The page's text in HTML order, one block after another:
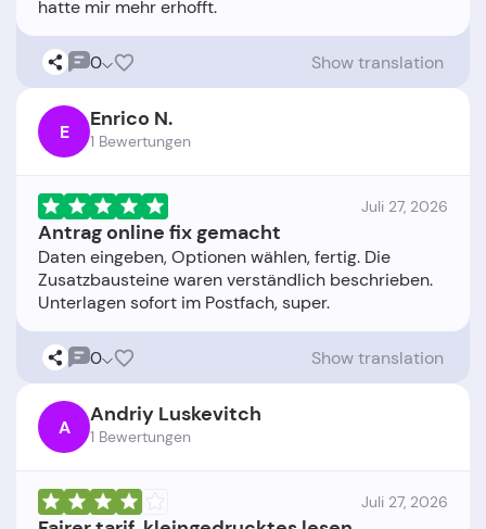
0 Show translation
E Enrico N.
1 Bewertungen
Juli 27, 2026
Antrag online fix gemacht
Daten eingeben, Optionen wählen, fertig. Die
Zusatzbausteine waren verständlich beschrieben.
0 Show translation
A Andriy Luskevitch
1 Bewertungen
Juli 27, 2026